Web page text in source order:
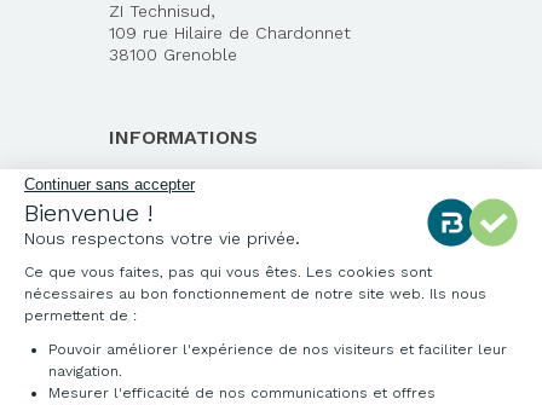
Continuer sans accepter
Bienvenue !
Nous respectons votre vie privée.
Ce que vous faites, pas qui vous êtes. Les cookies sont
nécessaires au bon fonctionnement de notre site web. Ils nous
permettent de :
Pouvoir améliorer l'expérience de nos visiteurs et faciliter leur
navigation.
Mesurer l'efficacité de nos communications et offres
ZI Technisud,
109 rue Hilaire de Chardonnet
38100 Grenoble
INFORMATIONS
Qui sommes-nous ?
Notre charte qualité
Environnement
Origine des produits
Livraison et installation